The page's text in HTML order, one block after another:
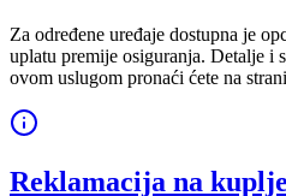
Za određene uređaje dostupna je
uplatu premije osiguranja. Detalje i
ovom uslugom pronaći ćete na strani
Reklamacija na